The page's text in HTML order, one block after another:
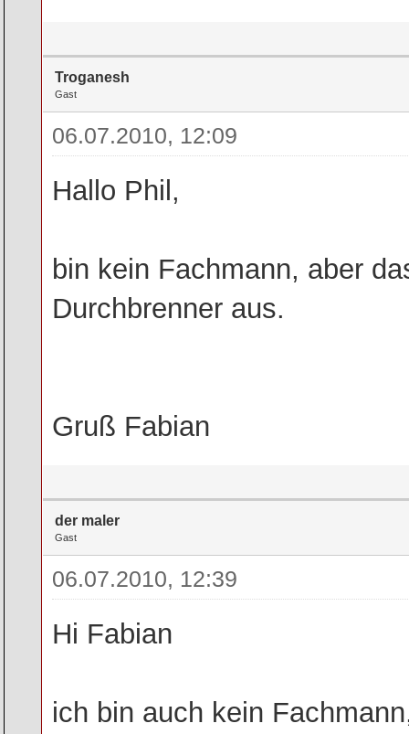
Troganesh
Gast
06.07.2010, 12:09
Hallo Phil,
bin kein Fachmann, aber
Durchbrenner aus.
Gruß Fabian
der maler
Gast
06.07.2010, 12:39
Hi Fabian
ich bin auch kein